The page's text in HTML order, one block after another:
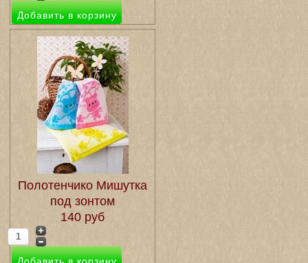
Полотенчико Мишутка
под зонтом
140 руб